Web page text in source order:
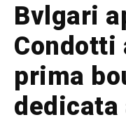
Bvlgari
Condotti
prima
dedicata